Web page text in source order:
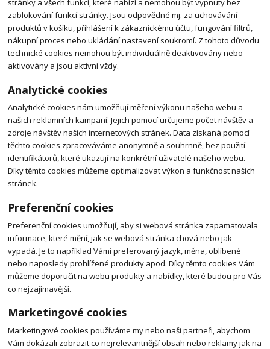
stránky a všech funkcí, které nabízí a nemohou být vypnuty bez
zablokování funkcí stránky. Jsou odpovědné mj. za uchovávání
produktů v košíku, přihlášení k zákaznickému účtu, fungování filtrů,
nákupní proces nebo ukládání nastavení soukromí. Z tohoto důvodu
technické cookies nemohou být individuálně deaktivovány nebo
aktivovány a jsou aktivní vždy.
Analytické cookies
Analytické cookies nám umožňují měření výkonu našeho webu a
našich reklamních kampaní. Jejich pomocí určujeme počet návštěv a
zdroje návštěv našich internetových stránek. Data získaná pomocí
těchto cookies zpracováváme anonymně a souhrnně, bez použití
identifikátorů, které ukazují na konkrétní uživatelé našeho webu.
Díky těmto cookies můžeme optimalizovat výkon a funkčnost našich
stránek.
Preferenční cookies
Preferenční cookies umožňují, aby si webová stránka zapamatovala
informace, které mění, jak se webová stránka chová nebo jak
vypadá. Je to například Vámi preferovaný jazyk, měna, oblíbené
nebo naposledy prohlížené produkty apod. Díky těmto cookies Vám
můžeme doporučit na webu produkty a nabídky, které budou pro Vás
co nejzajímavější.
Marketingové cookies
Marketingové cookies používáme my nebo naši partneři, abychom
Vám dokázali zobrazit co nejrelevantnější obsah nebo reklamy jak na